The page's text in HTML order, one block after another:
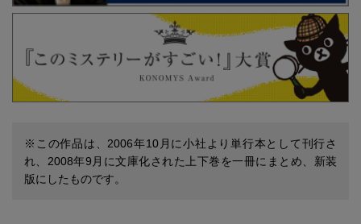
※この作品は、2006年10月に小社より単行本として刊行さ
れ、2008年9月に文庫化された上下巻を一冊にまとめ、新装
版にしたものです。